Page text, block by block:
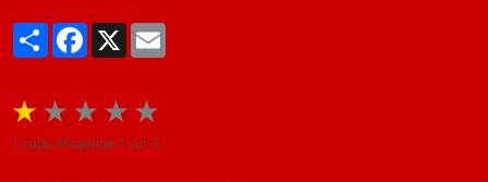
PartagerFacebook
X
★ ★ ★ ★ ★
1 vote. Moyenne 1 sur 5.